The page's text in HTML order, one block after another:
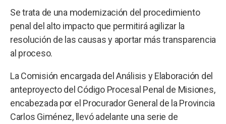
Se trata de una modernización del procedimiento
penal del alto impacto que permitirá agilizar la
resolución de las causas y aportar más transparencia
al proceso.
La Comisión encargada del Análisis y Elaboración del
anteproyecto del Código Procesal Penal de Misiones,
encabezada por el Procurador General de la Provincia
Carlos Giménez, llevó adelante una serie de